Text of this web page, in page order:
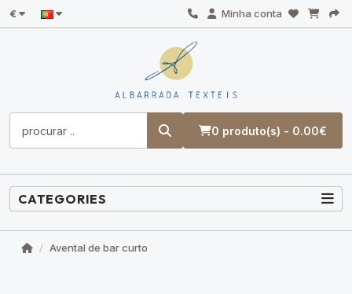
€ Minha conta
CATEGORIES
0 produto(s) - 0.00€
Avental de bar curto